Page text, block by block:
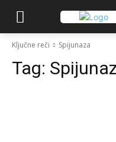
Ključne reči Spijunaza
Tag: